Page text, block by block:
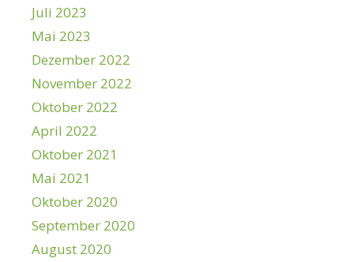
Juli 2023
Mai 2023
Dezember 2022
November 2022
Oktober 2022
April 2022
Oktober 2021
Mai 2021
Oktober 2020
September 2020
August 2020